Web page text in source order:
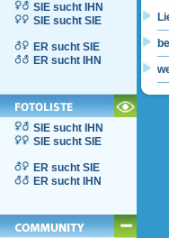
SIE sucht IHN
SIE sucht SIE
ER sucht SIE
ER sucht IHN
SIE sucht IHN
SIE sucht SIE
ER sucht SIE
ER sucht IHN